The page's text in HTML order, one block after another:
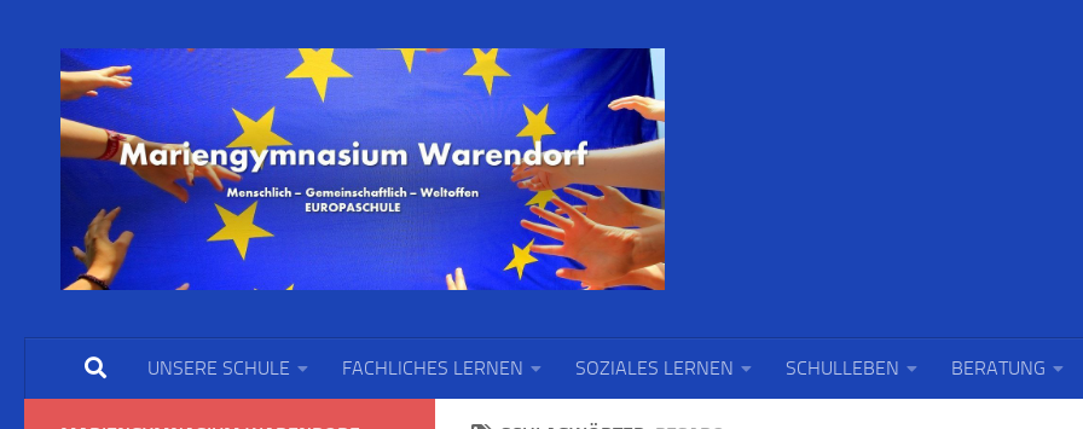
UNSERE SCHULE FACHLICHES LERNEN SOZIALES LERNEN SCHULLEBEN BERATUNG